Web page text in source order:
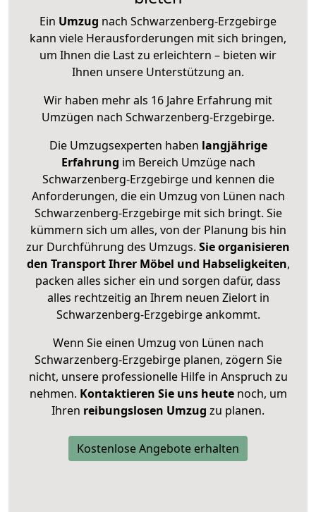
Ein Umzug nach Schwarzenberg-Erzgebirge
kann viele Herausforderungen mit sich bringen,
um Ihnen die Last zu erleichtern – bieten wir
Ihnen unsere Unterstützung an.
Wir haben mehr als 16 Jahre Erfahrung mit
Umzügen nach Schwarzenberg-Erzgebirge.
Die Umzugsexperten haben langjährige
Erfahrung im Bereich Umzüge nach
Schwarzenberg-Erzgebirge und kennen die
Anforderungen, die ein Umzug von Lünen nach
Schwarzenberg-Erzgebirge mit sich bringt. Sie
kümmern sich um alles, von der Planung bis hin
zur Durchführung des Umzugs. Sie organisieren
den Transport Ihrer Möbel und Habseligkeiten,
packen alles sicher ein und sorgen dafür, dass
alles rechtzeitig an Ihrem neuen Zielort in
Schwarzenberg-Erzgebirge ankommt.
Wenn Sie einen Umzug von Lünen nach
Schwarzenberg-Erzgebirge planen, zögern Sie
nicht, unsere professionelle Hilfe in Anspruch zu
nehmen. Kontaktieren Sie uns heutenoch, um
Ihren reibungslosen Umzug zu planen.
Kostenlose Angebote erhalten